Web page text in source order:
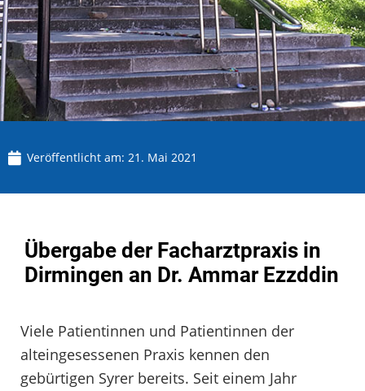
Veröffentlicht am: 21. Mai 2021
Übergabe der Facharztpraxis in
Dirmingen an Dr. Ammar Ezzddin
Viele Patientinnen und Patientinnen der
alteingesessenen Praxis kennen den
gebürtigen Syrer bereits. Seit einem Jahr